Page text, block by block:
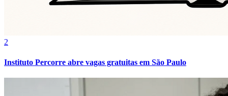
2
Instituto Percorre abre vagas gratuitas em São Paulo